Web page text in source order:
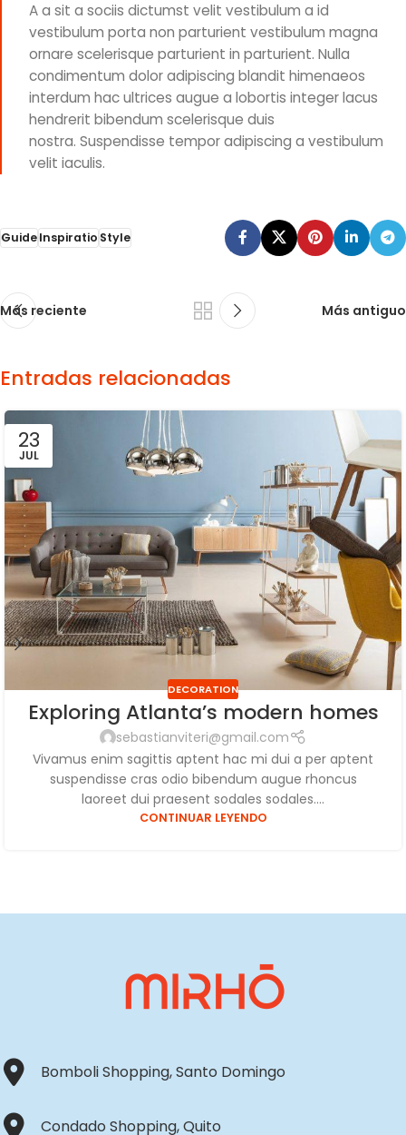
A a sit a sociis dictumst velit vestibulum a id
vestibulum porta non parturient vestibulum magna
ornare scelerisque parturient in parturient. Nulla
condimentum dolor adipiscing blandit himenaeos
interdum hac ultrices augue a lobortis integer lacus
hendrerit bibendum scelerisque duis
nostra. Suspendisse tempor adipiscing a vestibulum
velit iaculis.
GuideInspiratioStyle
Más reciente Más antiguo
Entradas relacionadas
23
JUL
DECORATION
Exploring Atlanta’s modern homes
sebastianviteri@gmail.com
Vivamus enim sagittis aptent hac mi dui a per aptent
suspendisse cras odio bibendum augue rhoncus
laoreet dui praesent sodales sodales....
CONTINUAR LEYENDO
Bomboli Shopping, Santo Domingo
Condado Shopping, Quito